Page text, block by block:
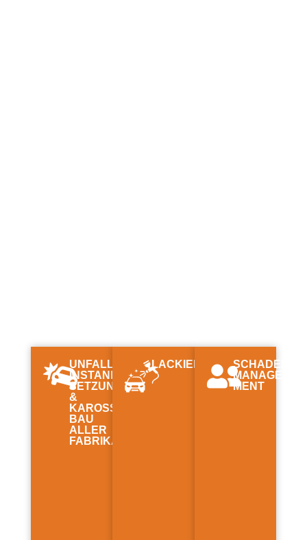
UNFALL­
INSTAND­
SETZUNG
&
KAROSSERIE­
BAU
ALLER
FABRIKATE
LACKIERUNG
SCHADENS­
MANAGE­
MENT